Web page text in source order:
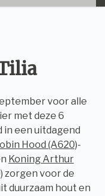
voor alle
met deze 6
een uitdagend
Hood (A620)-
Koning Arthur
zorgen voor de
duurzaam hout en